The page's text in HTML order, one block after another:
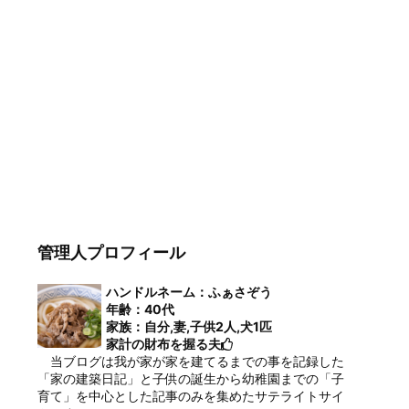
管理人プロフィール
ハンドルネーム：ふぁさぞう
年齢：40代
家族：自分,妻,子供2人,犬1匹
家計の財布を握る夫
当ブログは我が家が家を建てるまでの事を記録した
「家の建築日記」と子供の誕生から幼稚園までの「子
育て」を中心とした記事のみを集めたサテライトサイ